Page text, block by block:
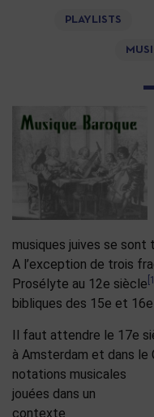
PLAYLISTS
musiques juives se sont
A l’exception de trois
Prosélyte au 12e siècle [1]
bibliques des 15e et
Il faut attendre le 17e
à Amsterdam et dans le
notations musicales
jouées dans un
contexte